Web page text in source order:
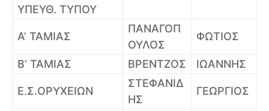
ΥΠΕΥΘ. ΤΥΠΟΥ
Α’ ΤΑΜΙΑΣ
ΠΑΝΑΓΟΠ
ΟΥΛΟΣ
ΦΩΤΙΟΣ
Β’ ΤΑΜΙΑΣ ΒΡΕΝΤΖΟΣ ΙΩΑΝΝΗΣ
Ε.Σ.ΟΡΥΧΕΙΩΝ
ΣΤΕΦΑΝΙΔ
ΗΣ
ΓΕΩΡΓΙΟΣ